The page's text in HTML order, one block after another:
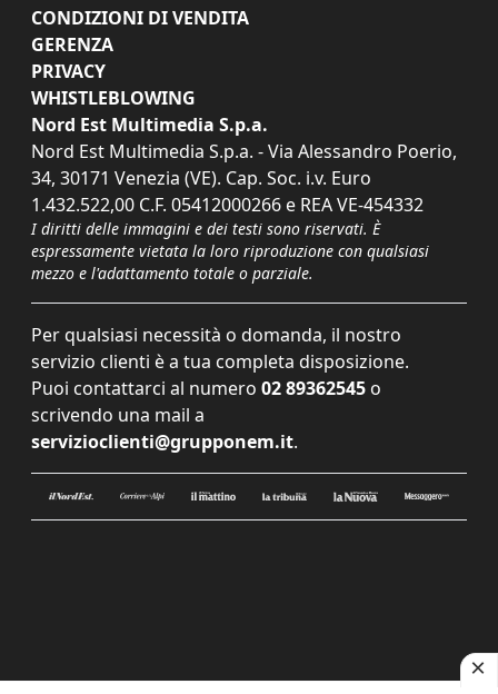
CONDIZIONI DI VENDITA
GERENZA
PRIVACY
WHISTLEBLOWING
Nord Est Multimedia S.p.a.
Nord Est Multimedia S.p.a. - Via Alessandro Poerio,
34, 30171 Venezia (VE). Cap. Soc. i.v. Euro
1.432.522,00 C.F. 05412000266 e REA VE-454332
I diritti delle immagini e dei testi sono riservati. È
espressamente vietata la loro riproduzione con qualsiasi
mezzo e l'adattamento totale o parziale.
Per qualsiasi necessità o domanda, il nostro
servizio clienti è a tua completa disposizione.
Puoi contattarci al numero 02 89362545 o
scrivendo una mail a
servizioclienti@grupponem.it.